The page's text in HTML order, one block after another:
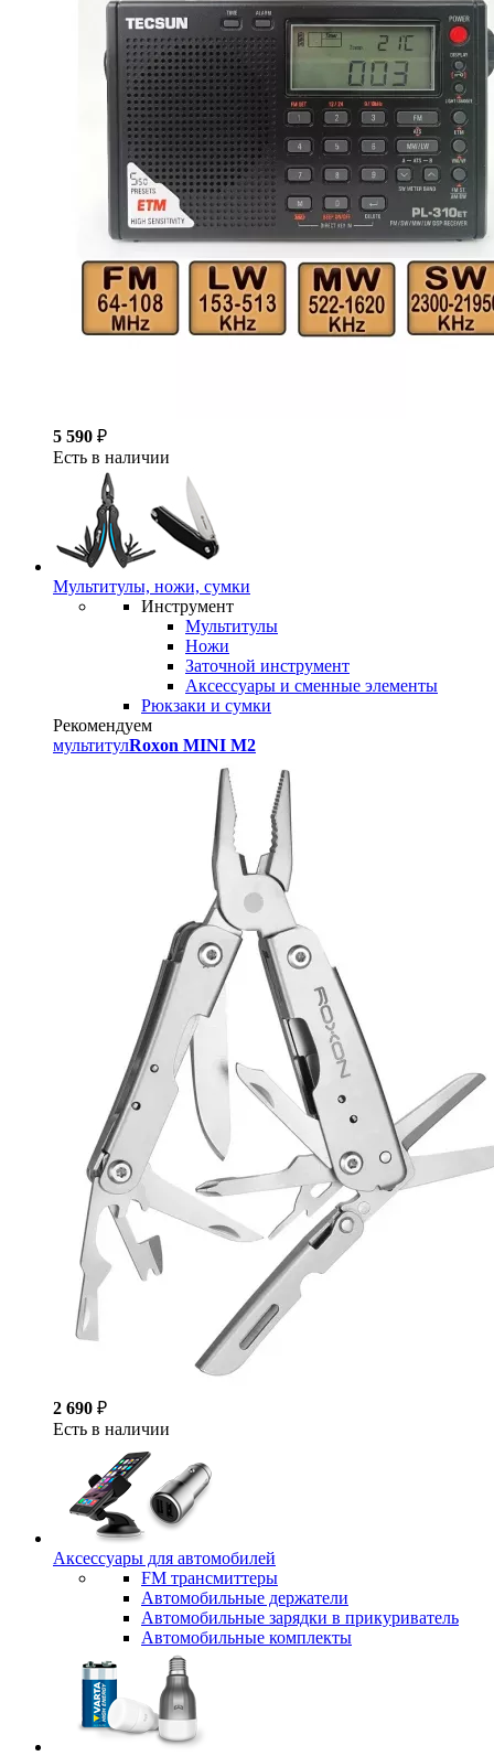
5 590 ₽
Есть в наличии
Мультитулы, ножи, сумки
Инструмент
Мультитулы
Ножи
Заточной инструмент
Аксессуары и сменные элементы
Рюкзаки и сумки
Рекомендуем
мультитулRoxon MINI M2
2 690 ₽
Есть в наличии
Аксессуары для автомобилей
FM трансмиттеры
Автомобильные держатели
Автомобильные зарядки в прикуриватель
Автомобильные комплекты